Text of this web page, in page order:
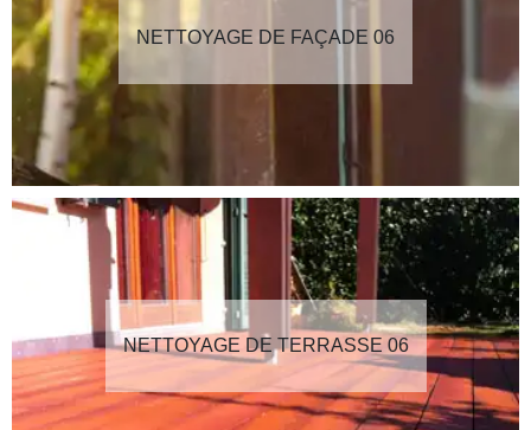
NETTOYAGE DE FAÇADE 06
NETTOYAGE DE TERRASSE 06